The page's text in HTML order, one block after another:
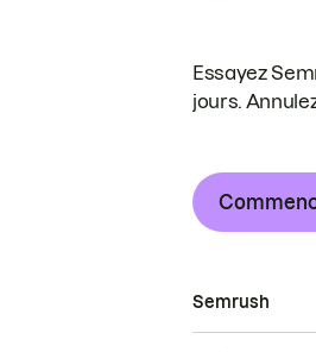
Essayez
jours.
Semrush